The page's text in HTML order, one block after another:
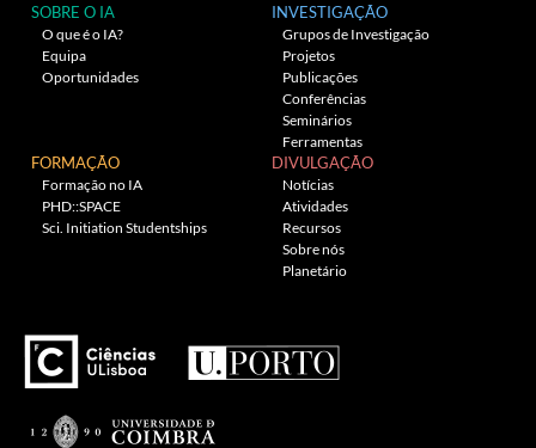
SOBRE O IA
O que é o IA?
Equipa
Oportunidades
INVESTIGAÇÃO
Grupos de Investigação
Projetos
Publicações
Conferências
Seminários
Ferramentas
FORMAÇÃO
Formação no IA
PHD::SPACE
Sci. Initiation Studentships
DIVULGAÇÃO
Notícias
Atividades
Recursos
Sobre nós
Planetário